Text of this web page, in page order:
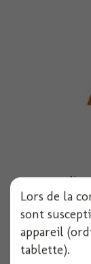
Lors de la
sont
appareil
tablette).